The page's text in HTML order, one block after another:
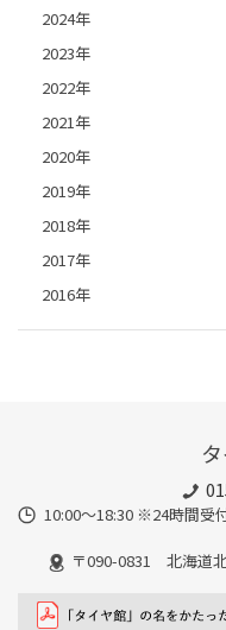
2024年
2023年
2022年
2021年
2020年
2019年
2018年
2017年
2016年
10:00～18:30 ※24時間受
〒090-0831 北海道